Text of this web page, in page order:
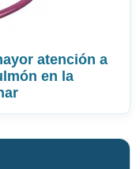
atención a
en la